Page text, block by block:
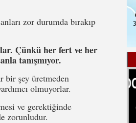
zor durumda bırakıp
Çünkü her fert ve her
tanışmıyor.
bir şey üretmeden
olmuyorlar.
ve gerektiğinde
zorunludur.